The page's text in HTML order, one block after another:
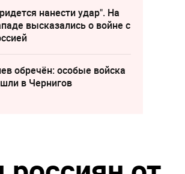
нанести удар". На
высказались о войне с
обречён: особые войска
в Чернигов